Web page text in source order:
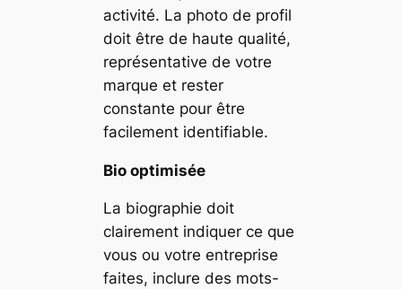
activité. La photo de profil
doit être de haute qualité,
représentative de votre
marque et rester
constante pour être
facilement identifiable.
Bio optimisée
La biographie doit
clairement indiquer ce que
vous ou votre entreprise
faites, inclure des mots-